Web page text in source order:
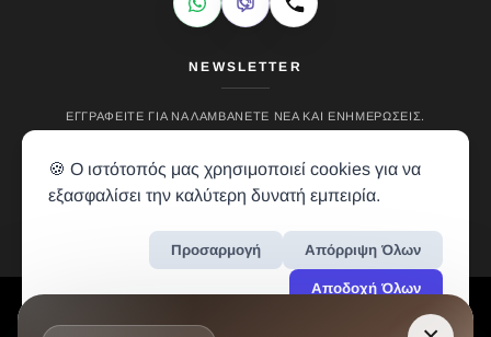
WhatsApp
Viber Κλήση
NEWSLETTER
ΕΓΓΡΑΦΕΊΤΕ ΓΙΑ ΝΑ ΛΑΜΒΆΝΕΤΕ ΝΈΑ ΚΑΙ ΕΝΗΜΕΡΏΣΕΙΣ.
🍪 Ο ιστότοπός μας χρησιμοποιεί cookies για να
εξασφαλίσει την καλύτερη δυνατή εμπειρία.
Προσαρμογή Απόρριψη Όλων
Αποδοχή Όλων